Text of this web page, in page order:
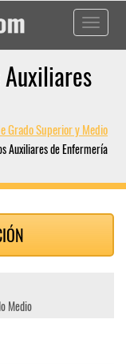
Toggle
Grado Superior y Medio
Auxiliares de Enfermería
Medio